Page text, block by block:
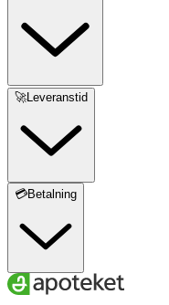
🚀Leveranstid
💳Betalning